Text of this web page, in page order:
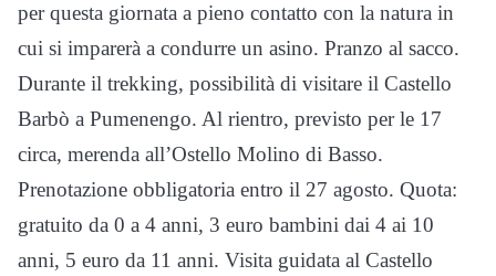
per questa giornata a pieno contatto con la natura in
cui si imparerà a condurre un asino. Pranzo al sacco.
Durante il trekking, possibilità di visitare il Castello
Barbò a Pumenengo. Al rientro, previsto per le 17
circa, merenda all’Ostello Molino di Basso.
Prenotazione obbligatoria entro il 27 agosto. Quota:
gratuito da 0 a 4 anni, 3 euro bambini dai 4 ai 10
anni, 5 euro da 11 anni. Visita guidata al Castello